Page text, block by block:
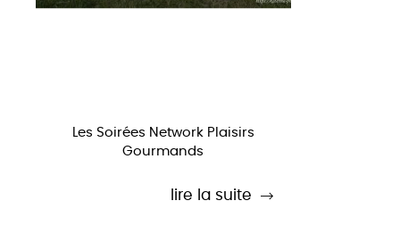
Les Soirées Network Plaisirs
Gourmands
lire la suite